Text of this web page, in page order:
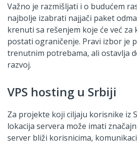
Važno je razmišljati i o budućem
najbolje izabrati najjači paket
krenuti sa rešenjem koje će već za
postati ograničenje. Pravi izbor je
trenutnim potrebama, ali ostavlja
razvoj.
VPS hosting u Srbiji
Za projekte koji ciljaju korisnike iz
lokacija servera može imati
server bliži korisnicima,